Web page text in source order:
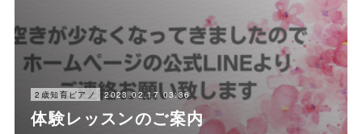
2歳知育ピアノ 2023.02.17 03:36
体験レッスンのご案内